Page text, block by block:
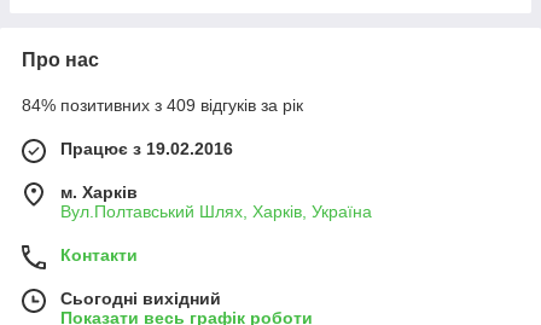
Про нас
84% позитивних з 409 відгуків за рік
Працює з 19.02.2016
м. Харків
Вул.Полтавський Шлях, Харків, Україна
Контакти
Сьогодні вихідний
Показати весь графік роботи